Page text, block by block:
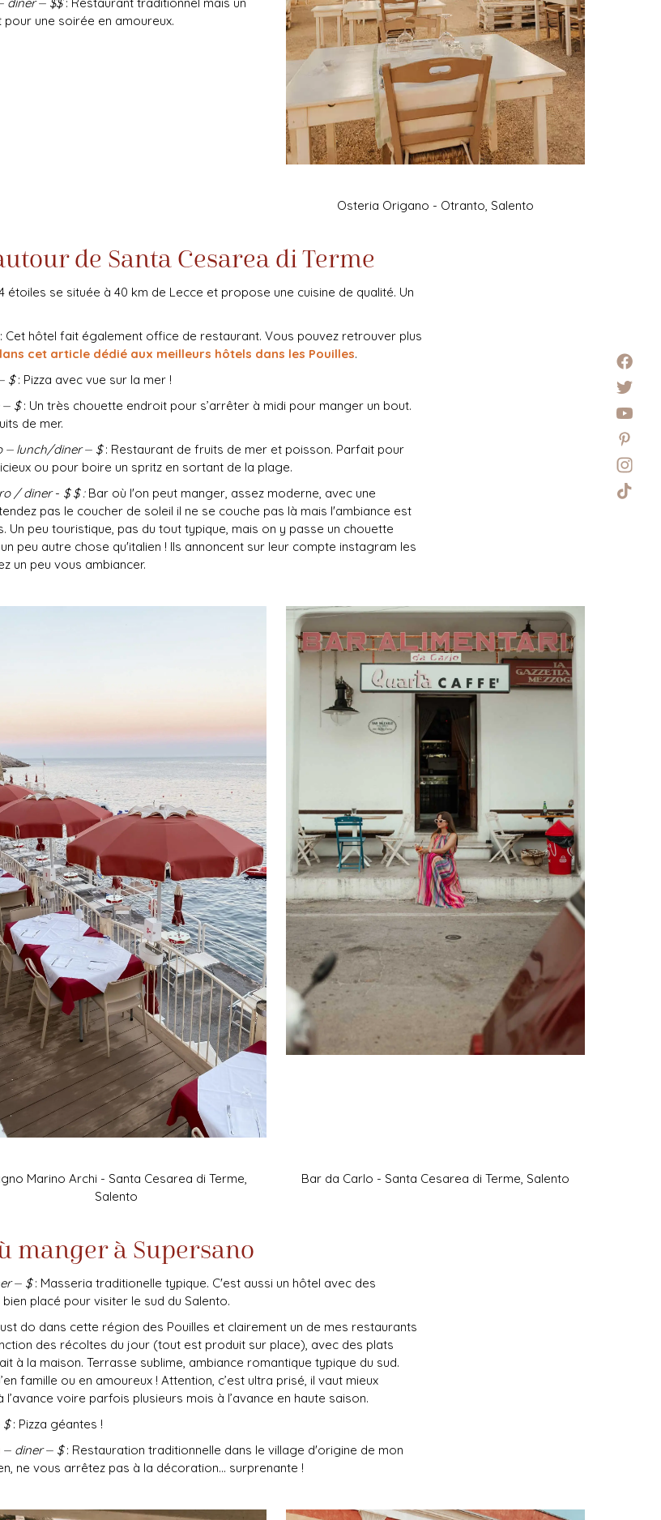
diner⏤$$: Restaurant traditionnel mais un
une soirée en amoureux.
Osteria Origano - Otranto, Salento
de Santa Cesarea di Terme
étoiles se située à 40 km de Lecce et propose une cuisine de qualité. Un
Cet hôtel fait également office de restaurant. Vous pouvez retrouver plus
cet article dédié aux meilleurs hôtels dans les Pouilles.
$: Pizza avec vue sur la mer !
⏤$: Un très chouette endroit pour s’arrêter à midi pour manger un bout.
de mer.
⏤ lunch/diner⏤$: Restaurant de fruits de mer et poisson. Parfait pour
ou pour boire un spritz en sortant de la plage.
/ diner- $ $ : Bar où l'on peut manger, assez moderne, avec une
pas le coucher de soleil il ne se couche pas là mais l'ambiance est
Un peu touristique, pas du tout typique, mais on y passe un chouette
peu autre chose qu'italien ! Ils annoncent sur leur compte instagram les
un peu vous ambiancer.
Marino Archi - Santa Cesarea di Terme,
Salento
Bar da Carlo - Santa Cesarea di Terme, Salento
manger à Supersano
⏤$: Masseria traditionelle typique. C'est aussi un hôtel avec des
placé pour visiter le sud du Salento.
do dans cette région des Pouilles et clairement un de mes restaurants
des récoltes du jour (tout est produit sur place), avec des plats
à la maison. Terrasse sublime, ambiance romantique typique du sud.
famille ou en amoureux ! Attention, c’est ultra prisé, il vaut mieux
voire parfois plusieurs mois à l’avance en haute saison.
$: Pizza géantes !
⏤ diner⏤$: Restauration traditionnelle dans le village d'origine de mon
ne vous arrêtez pas à la décoration... surprenante !